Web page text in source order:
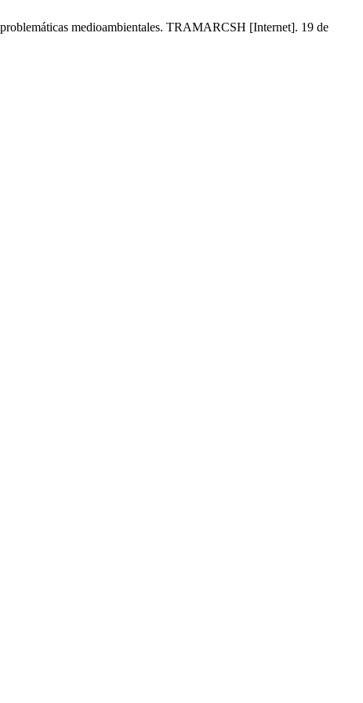
medioambientales. TRAMARCSH [Internet]. 19 de